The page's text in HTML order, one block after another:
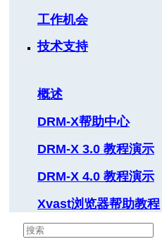
工作机会
技术支持
概述
DRM-X帮助中心
DRM-X 3.0 教程演示
DRM-X 4.0 教程演示
Xvast浏览器帮助教程